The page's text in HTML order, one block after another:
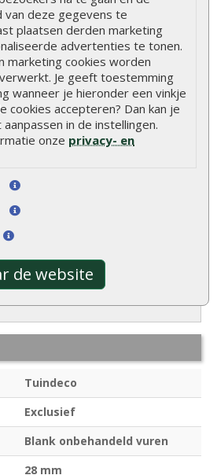
van deze gegevens te
plaatsen derden marketing
advertenties te tonen.
marketing cookies worden
Je geeft toestemming
wanneer je hieronder een vinkje
cookies accepteren? Dan kan je
in de instellingen.
onze privacy- en
de website
x
Blokhut Perlund 300 x
300 + 80 cm grijs
geïmpregneerd
+€ 310,00
x
1xBlokhut Perlund 300 x
300 + 80 cm red class wood
geïmpregneerd
1x
Tuindeco
Exclusief
Blank onbehandeld vuren
28 mm